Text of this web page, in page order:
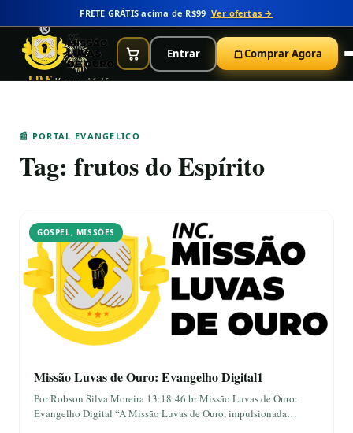
FRETE GRÁTIS acima de R$99 Ver ofertas →
IDEMarcos 16:15
Entrar Comprar Agora
📰 PORTAL EVANGELICO
Tag: frutos do Espírito
GOSPEL, MISSÕES
Missão Luvas de Ouro: Evangelho Digital1
Por Robson Silva Moreira 13:18:46 br Missão Luvas de Ouro:
Evangelho Digital “A Missão Luvas de Ouro, impulsionada…